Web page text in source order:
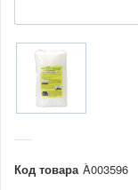
Код товара À003596